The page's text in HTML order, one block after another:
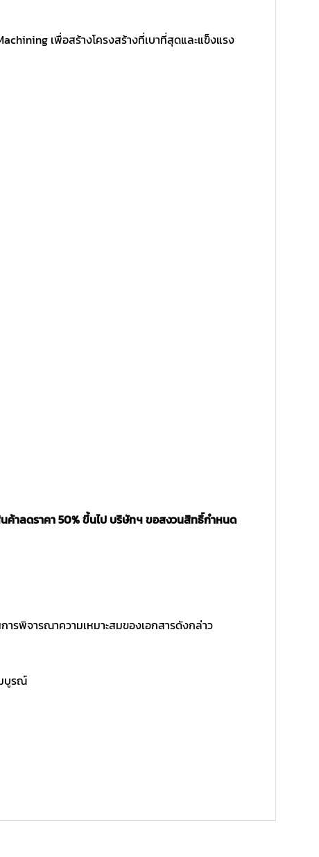
เพื่อสร้างโครงสร้างที่เบาที่สุดและแข็งแรง
ค้าลดราคา 50% ขึ้นไป บริษัทฯ ขอสงวนสิทธิ์กำหนด
รพิจารณาความเหมาะสมของเอกสารดังกล่าว
บูรณ์